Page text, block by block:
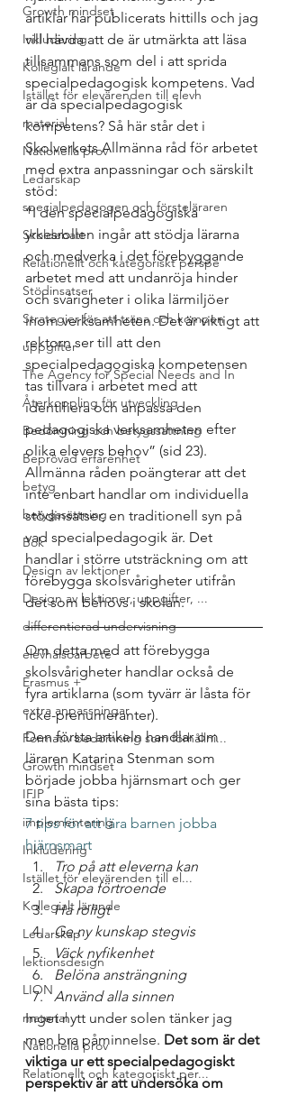
Growth mindset
Inkludering
Kollegialt lärande
Istället för elevärenden till elevh
material
Nationella prov
Ledarskap
specialpedagogen och försteläraren
Skoldebatt
Relationellt och kategoriskt perspe
Stödinsatser
Strategier för att träna och kompen
uppgifter
The Agency for Special Needs and In
Återkoppling för utveckling
Bedömning och betygssättning
Beprövad erfarenhet
betyg
betygssättning
Bok
Design av lektioner
Design av lektioner, uppgifter, ...
differentierad undervisning
elevhälsoarbete
Erasmus +
extra anpassningar
Formativ bedömning som förhållni...
Growth mindset
IFIP
implementering
Inkludering
Istället för elevärenden till el...
Kollegialt lärande
Ledarskap
lektionsdesign
LION
material
Nationella prov
Relationellt och kategoriskt per...
artiklar har publicerats hittills och jag
vill hävda att de är utmärkta att läsa
tillsammans som del i att sprida
specialpedagogisk kompetens. Vad
är då specialpedagogisk
kompetens? Så här står det i
Skolverkets Allmänna råd för arbetet
med extra anpassningar och särskilt
stöd:
“I den specialpedagogiska
yrkesrollen ingår att stödja lärarna
och medverka i det förebyggande
arbetet med att undanröja hinder
och svårigheter i olika lärmiljöer
inom verksamheten. Det är viktigt att
rektorn ser till att den
specialpedagogiska kompetensen
tas tillvara i arbetet med att
identifiera och anpassa den
pedagogiska verksamheten efter
olika elevers behov” (sid 23).
Allmänna råden poängterar att det
inte enbart handlar om individuella
stödinsatser, en traditionell syn på
vad specialpedagogik är. Det
handlar i större utsträckning om att
förebygga skolsvårigheter utifrån
det som behövs i skolan.
Om detta med att förebygga
skolsvårigheter handlar också de
fyra artiklarna (som tyvärr är låsta för
icke-prenumeranter).
Den första artikeln handlar om
läraren Katarina Stenman som
började jobba hjärnsmart och ger
sina bästa tips:
7 tips för att lära barnen jobba
hjärnsmart
Tro på att eleverna kan
Skapa förtroende
Ha roligt
Ge ny kunskap stegvis
Väck nyfikenhet
Belöna ansträngning
Använd alla sinnen
Inget nytt under solen tänker jag
men bra påminnelse. Det som är det
viktiga ur ett specialpedagogiskt
perspektiv är att undersöka om